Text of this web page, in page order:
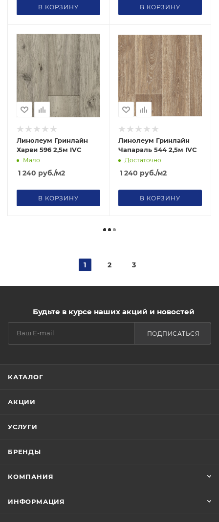
В КОРЗИНУ В КОРЗИНУ
Линолеум Гринлайн
Харви 596 2,5м IVC
Мало
1 240 руб./м2
В КОРЗИНУ
Линолеум Гринлайн
Чапараль 544 2,5м IVC
Достаточно
1 240 руб./м2
В КОРЗИНУ
1 2 3
Будьте в курсе наших акций и новостей
ПОДПИСАТЬСЯ
КАТАЛОГ
АКЦИИ
УСЛУГИ
БРЕНДЫ
КОМПАНИЯ
ИНФОРМАЦИЯ